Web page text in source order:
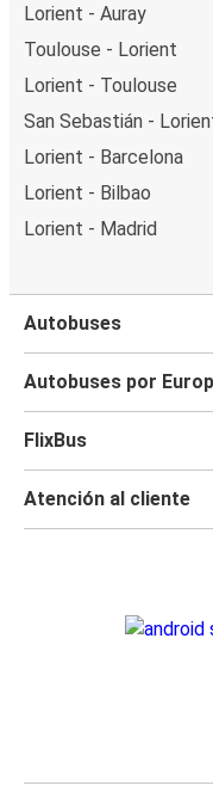
Lorient - Auray
Toulouse - Lorient
Lorient - Toulouse
San Sebastián -
Lorient - Barcelona
Lorient - Bilbao
Lorient - Madrid
Autobuses
Autobuses por
FlixBus
Atención al cliente